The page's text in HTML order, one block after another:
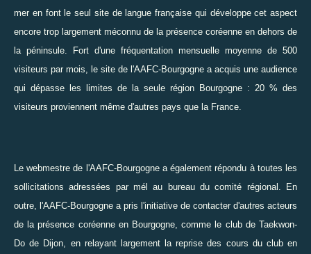
mer en font le seul site de langue française qui développe cet aspect
encore trop largement méconnu de la présence coréenne en dehors de
la péninsule. Fort d'une fréquentation mensuelle moyenne de 500
visiteurs par mois, le site de l'AAFC-Bourgogne a acquis une audience
qui dépasse les limites de la seule région Bourgogne : 20 % des
visiteurs proviennent même d'autres pays que la France.
Le webmestre de l'AAFC-Bourgogne a également répondu à toutes les
sollicitations adressées par mél au bureau du comité régional. En
outre, l'AAFC-Bourgogne a pris l'initiative de contacter d'autres acteurs
de la présence coréenne en Bourgogne, comme le club de Taekwon-
Do de Dijon, en relayant largement la reprise des cours du club en